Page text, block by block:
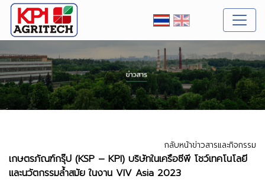
กลับหน้าข่าวสารและกิจกรรม
เกษตรภัณฑ์กรุ๊ป (KSP – KPI) บริษัทในเครือซีพี โชว์เทคโนโลยี
และนวัตกรรมล้ำสมัย ในงาน VIV Asia 2023